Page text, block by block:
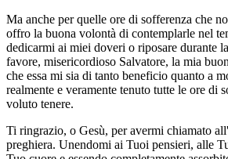
Ma anche per quelle ore di sofferenza che
offro la buona volontà di contemplarle nel
dedicarmi ai miei doveri o riposare durante
favore, misericordioso Salvatore, la mia
che essa mi sia di tanto beneficio quanto a
realmente e veramente tenuto tutte le ore di
voluto tenere.
Ti ringrazio, o Gesù, per avermi chiamato
preghiera. Unendomi ai Tuoi pensieri, alle